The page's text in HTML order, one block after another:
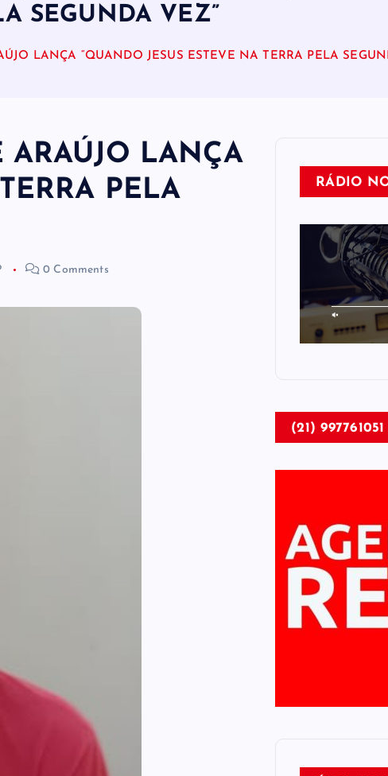
SEGUNDA VEZ”
LANÇA “QUANDO JESUS ESTEVE NA TERRA PELA
LANÇA
PELA
0 Comments
RÁDIO
(21) 997761051